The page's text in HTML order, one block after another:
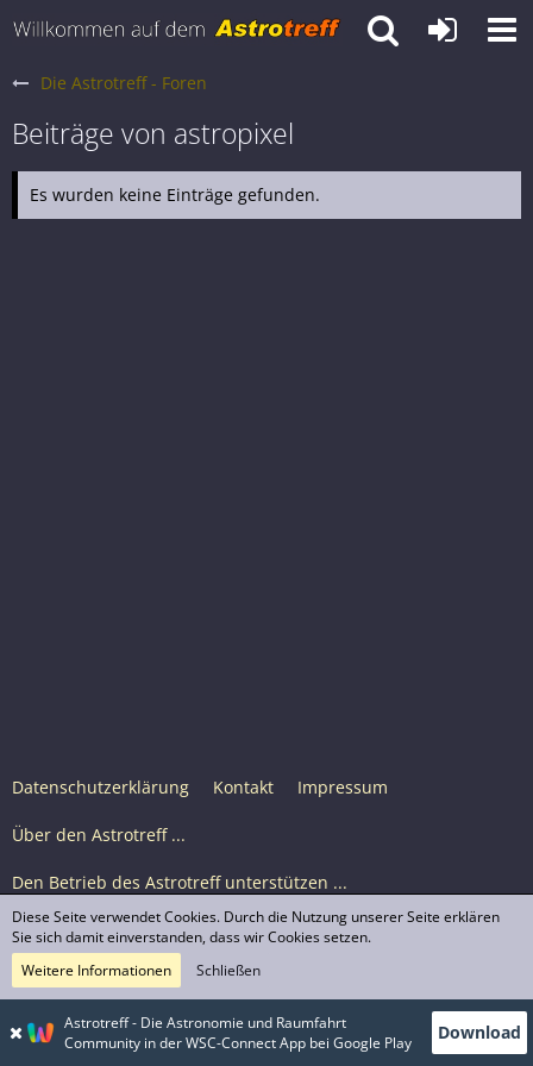
Die Astrotreff - Foren
Beiträge von astropixel
Es wurden keine Einträge gefunden.
Datenschutzerklärung Kontakt Impressum
Über den Astrotreff ...
Den Betrieb des Astrotreff unterstützen ...
Nutzungsbedingungen
© Astrotreff 2001-2026, lizenziert unter CC BY-SA,
sofern für einzelne Inhalte nicht anders angegeben
Astrotreff - Die Astronomie und Raumfahrt
Community in der WSC-Connect App bei Google Play
Download
Diese Seite verwendet Cookies. Durch die Nutzung unserer Seite erklären
Sie sich damit einverstanden, dass wir Cookies setzen.
Weitere Informationen
Schließen